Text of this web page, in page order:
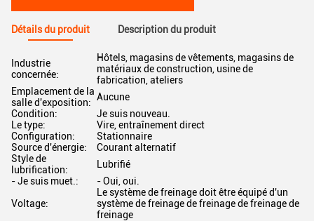
Détails du produit Description du produit
Industrie
concernée:
Hôtels, magasins de vêtements, magasins de
matériaux de construction, usine de
fabrication, ateliers
Emplacement de la
salle d'exposition: Aucune
Condition:
Je suis nouveau.
Le type:
Vire, entraînement direct
Configuration:
Stationnaire
Source d'énergie:
Courant alternatif
Style de
lubrification:
Lubrifié
- Je suis muet.:
- Oui, oui.
Voltage:
Le système de freinage doit être équipé d'un
système de freinage de freinage de freinage de
freinage